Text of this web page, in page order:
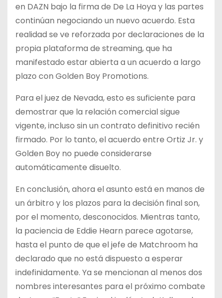
en DAZN bajo la firma de De La Hoya y las partes
continúan negociando un nuevo acuerdo. Esta
realidad se ve reforzada por declaraciones de la
propia plataforma de streaming, que ha
manifestado estar abierta a un acuerdo a largo
plazo con Golden Boy Promotions.
Para el juez de Nevada, esto es suficiente para
demostrar que la relación comercial sigue
vigente, incluso sin un contrato definitivo recién
firmado. Por lo tanto, el acuerdo entre Ortiz Jr. y
Golden Boy no puede considerarse
automáticamente disuelto.
En conclusión, ahora el asunto está en manos de
un árbitro y los plazos para la decisión final son,
por el momento, desconocidos. Mientras tanto,
la paciencia de Eddie Hearn parece agotarse,
hasta el punto de que el jefe de Matchroom ha
declarado que no está dispuesto a esperar
indefinidamente. Ya se mencionan al menos dos
nombres interesantes para el próximo combate